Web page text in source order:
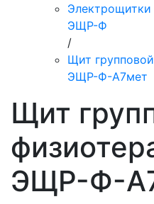
Электрощитки
ЭЩР-Ф
/
Щит
ЭЩР-Ф-А7мет
Щит
ЭЩР-Ф-